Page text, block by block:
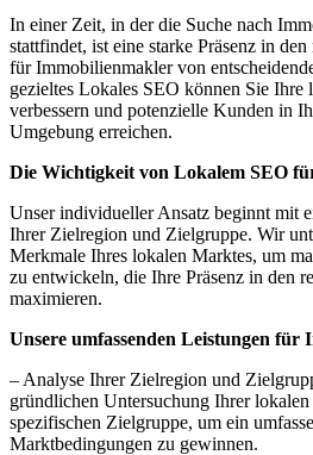
In einer Zeit, in der die Suche nach
stattfindet, ist eine starke Präsenz in
für Immobilienmakler von
gezieltes Lokales SEO können Sie Ihre
verbessern und potenzielle Kunden in
Umgebung erreichen.
Die Wichtigkeit von Lokalem SEO
Unser individueller Ansatz beginnt mit
Ihrer Zielregion und Zielgruppe. Wir
Merkmale Ihres lokalen Marktes, um
zu entwickeln, die Ihre Präsenz in den
maximieren.
Unsere umfassenden Leistungen für
– Analyse Ihrer Zielregion und
gründlichen Untersuchung Ihrer
spezifischen Zielgruppe, um ein
Marktbedingungen zu gewinnen.